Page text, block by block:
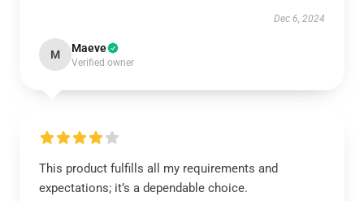
Dec 6, 2024
M Maeve
Verified owner
This product fulfills all my requirements and
expectations; it’s a dependable choice.